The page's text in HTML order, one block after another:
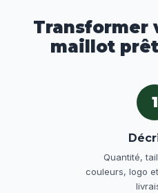
Transformer
maillot
1
Quantité,
couleurs, logo